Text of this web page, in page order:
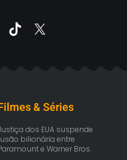
& Séries
dos EUA suspende
bilionária entre
e Warner Bros.